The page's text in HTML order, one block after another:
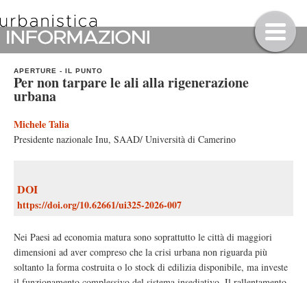
APERTURE - IL PUNTO
Per non tarpare le ali alla rigenerazione
urbana
Michele Talia
Presidente nazionale Inu, SAAD/ Università di Camerino
DOI
https://doi.org/10.62661/ui325-2026-007
Nei Paesi ad economia matura sono soprattutto le città di maggiori
dimensioni ad aver compreso che la crisi urbana non riguarda più
soltanto la forma costruita o lo stock di edilizia disponibile, ma investe